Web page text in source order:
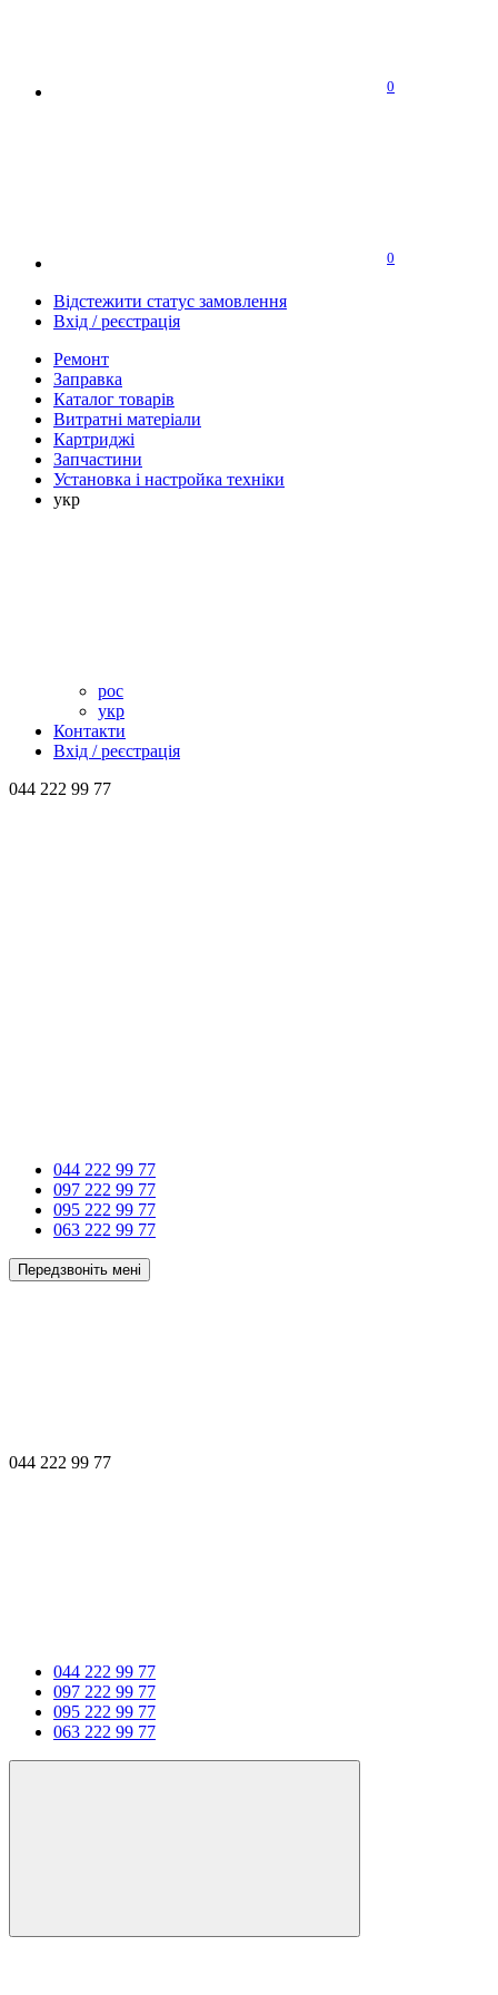
0
0
Відстежити статус замовлення
Вхід / реєстрація
Ремонт
Заправка
Каталог товарів
Витратні матеріали
Картриджі
Запчастини
Установка і настройка техніки
укр
рос
укр
Контакти
Вхід / реєстрація
044 222 99 77
044 222 99 77
097 222 99 77
095 222 99 77
063 222 99 77
Передзвоніть мені
044 222 99 77
044 222 99 77
097 222 99 77
095 222 99 77
063 222 99 77